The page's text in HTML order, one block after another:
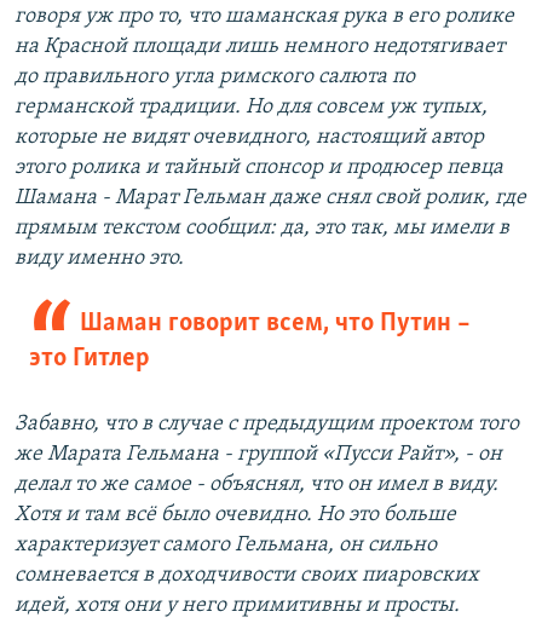
говоря уж про то, что шаманская рука в его ролике
на Красной площади лишь немного недотягивает
до правильного угла римского салюта по
германской традиции. Но для совсем уж тупых,
которые не видят очевидного, настоящий автор
этого ролика и тайный спонсор и продюсер певца
Шамана - Марат Гельман даже снял свой ролик, где
прямым текстом сообщил: да, это так, мы имели в
виду именно это.
Шаман говорит всем, что Путин –
это Гитлер
Забавно, что в случае с предыдущим проектом того
же Марата Гельмана - группой «Пусси Райт», - он
делал то же самое - объяснял, что он имел в виду.
Хотя и там всё было очевидно. Но это больше
характеризует самого Гельмана, он сильно
сомневается в доходчивости своих пиаровских
идей, хотя они у него примитивны и просты.